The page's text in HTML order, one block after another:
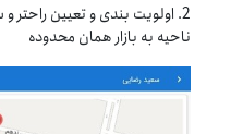
2. اولویت بندی و تعیین
ناحیه به بازار همان محدوده